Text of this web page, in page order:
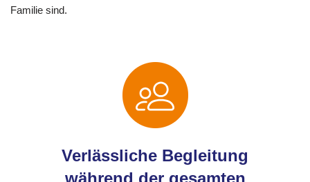
Familie sind.
Verlässliche Begleitung